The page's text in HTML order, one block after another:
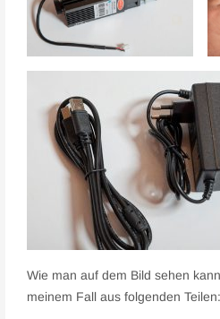
Wie man auf dem Bild sehen
meinem Fall aus folgenden Teilen: